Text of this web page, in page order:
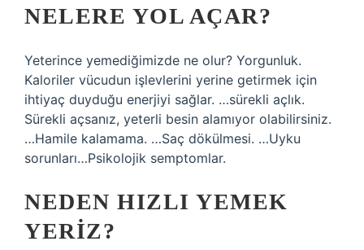
NELERE YOL AÇAR?
Yeterince yemediğimizde ne olur? Yorgunluk.
Kaloriler vücudun işlevlerini yerine getirmek için
ihtiyaç duyduğu enerjiyi sağlar. …sürekli açlık.
Sürekli açsanız, yeterli besin alamıyor olabilirsiniz.
…Hamile kalamama. …Saç dökülmesi. …Uyku
sorunları…Psikolojik semptomlar.
NEDEN HIZLI YEMEK
YERIZ?